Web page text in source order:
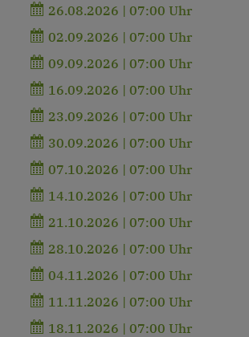
26.08.2026 | 07:00 Uhr
02.09.2026 | 07:00 Uhr
09.09.2026 | 07:00 Uhr
16.09.2026 | 07:00 Uhr
23.09.2026 | 07:00 Uhr
30.09.2026 | 07:00 Uhr
07.10.2026 | 07:00 Uhr
14.10.2026 | 07:00 Uhr
21.10.2026 | 07:00 Uhr
28.10.2026 | 07:00 Uhr
04.11.2026 | 07:00 Uhr
11.11.2026 | 07:00 Uhr
18.11.2026 | 07:00 Uhr